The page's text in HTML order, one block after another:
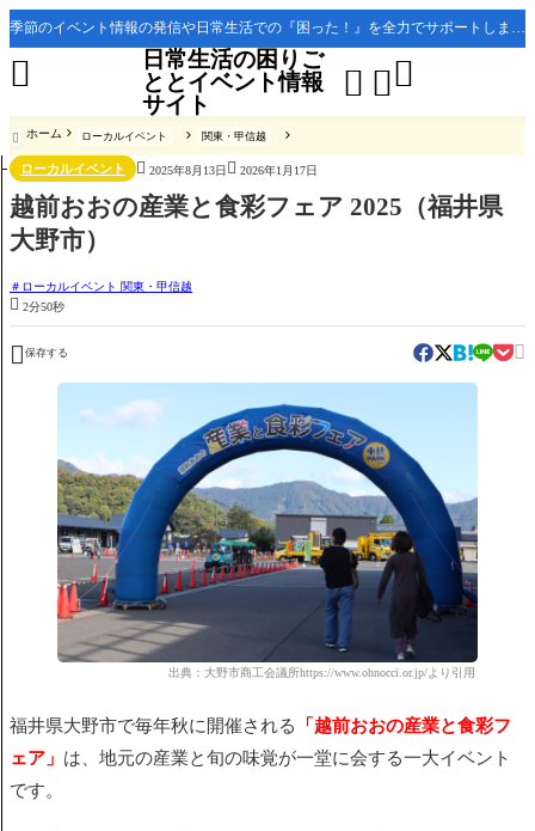
季節のイベント情報の発信や日常生活での『困った！』を全力でサポートします。
日常生活の困りご
ととイベント情報
サイト
 

 ホーム ローカルイベント 関東・甲信越
ローカルイベント  2025年8月13日  2026年1月17日
越前おおの産業と食彩フェア 2025（福井県
大野市）
ローカルイベント 関東・甲信越
 2分50秒
 保存する 
出典：大野市商工会議所https://www.ohnocci.or.jp/より引用
福井県大野市で毎年秋に開催される
「越前おおの産業と食彩フ
ェア」 は、地元の産業と旬の味覚が一堂に会する一大イベント
です。